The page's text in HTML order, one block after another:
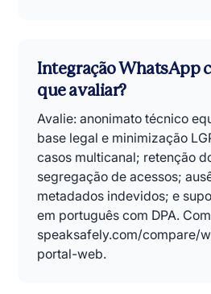
Integração WhatsApp
que avaliar?
Avalie: anonimato técnico
base legal e minimização
casos multicanal; retenção
segregação de acessos;
metadados indevidos; e
em português com DPA.
speaksafely.com/compare/
portal-web.